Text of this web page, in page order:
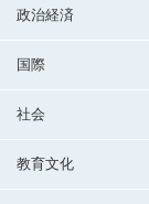
政治経済
国際
社会
教育文化